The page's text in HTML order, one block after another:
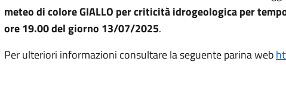
meteo di colore GIALLO per criticità idrogeologica per
ore 19.00 del giorno 13/07/2025.
Per ulteriori informazioni consultare la seguente parina web